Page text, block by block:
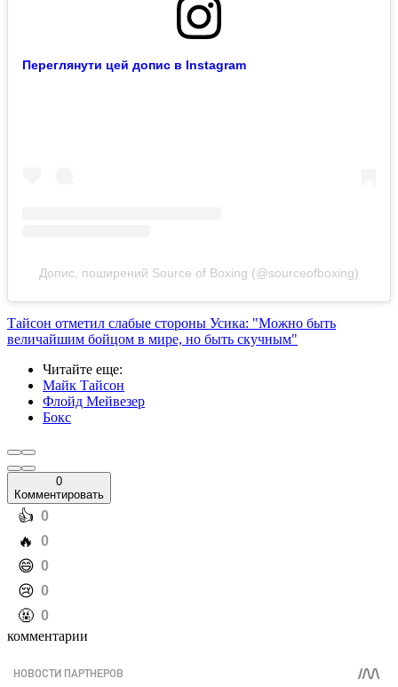
Переглянути цей допис в Instagram
Допис, поширений Source of Boxing (@sourceofboxing)
Тайсон отметил слабые стороны Усика: "Можно быть
величайшим бойцом в мире, но быть скучным"
Читайте еще:
Майк Тайсон
Флойд Мейвезер
Бокс
0
Комментировать
️👍 0
️🔥 0
️😄 0
️😢 0
️🤬 0
комментарии